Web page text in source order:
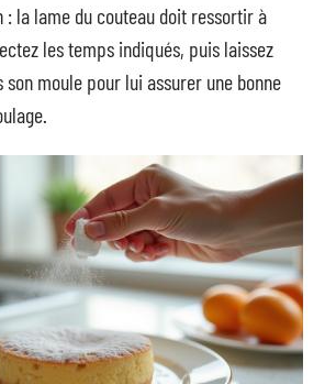
: la lame du couteau doit ressortir à
les temps indiqués, puis laissez
moule pour lui assurer une bonne